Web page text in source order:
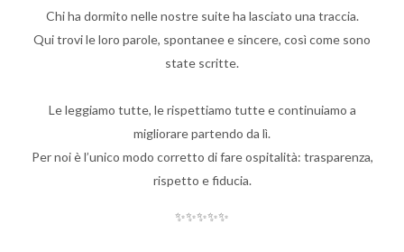
Chi ha dormito nelle nostre suite ha lasciato una traccia.
Qui trovi le loro parole, spontanee e sincere, così come sono
state scritte.
Le leggiamo tutte, le rispettiamo tutte e continuiamo a
migliorare partendo da lì.
Per noi è l’unico modo corretto di fare ospitalità: trasparenza,
rispetto e fiducia.
✨✨✨✨✨